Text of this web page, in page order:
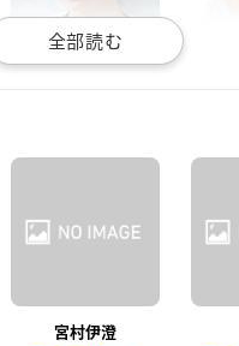
山下大輝
宮村伊澄